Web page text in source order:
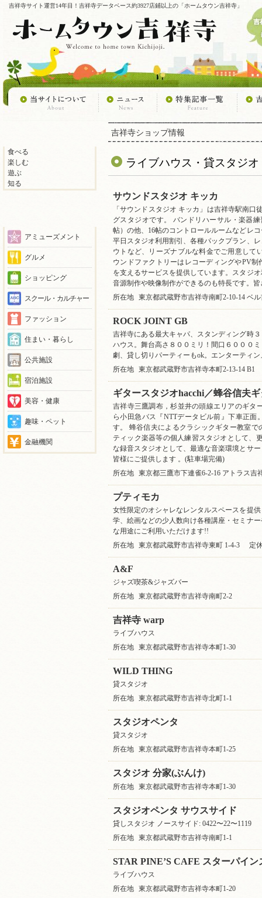
吉祥寺サイト運営14年目！吉祥寺データベース約3927店鋪以上の「ホームタウン吉祥寺」
食べる
楽しむ
遊ぶ
知る
アミューズメント
グルメ
ショッピング
スクール・カルチャー
ファッション
住まい・暮らし
公共施設
宿泊施設
美容・健康
趣味・ペット
金融機関
吉祥寺ショップ情報
ライブハウス・貸スタジオ
サウンドスタジオ キッカ
「サウンドスタジオ キッカ」は吉祥寺駅南口
グスタジオです。 バンドリハーサル・楽器
帖）の他、16帖のコントロールルームなどレ
平日スタジオ利用割引、各種パックプラン、
ウトなど、リーズナブルな料金でご用意して
ウンドファクトリーはレコーディングやPV
を支えるサービスを提供しています。スタジ
音源制作や映像制作ができるのも特長です。
所在地
東京都武蔵野市吉祥寺南町2-10-14 ベ
ROCK JOINT GB
吉祥寺にある最大キャパ、スタンディング時
ハウス。舞台高さ８００ミリ！間口６０００
劇、貸し切りパーティーもok。エンターティ
所在地
東京都武蔵野市吉祥寺本町2-13-14 B1
ギタースタジオhacchi／蜂谷信夫
吉祥寺三鷹調布，杉並井の頭線エリアのギタ
ら小田急バス『NTTデータビル前』下車正面
す。 蜂谷信夫によるクラシックギター教室
ティック楽器等の個人練習スタジオとして、
な録音スタジオとして、最適な音楽環境とサ
皆様にご提供します 。(駐車場完備)
所在地
東京都三鷹市下連雀6-2-16 アトラス吉
プティモカ
女性限定のオシャレなレンタルスペースを提
学、絵画などの少人数向け各種講座・セミナ
な用途にご利用いただけます!!
所在地
東京都武蔵野市吉祥寺東町 1-4-3 定
A&F
ジャズ喫茶&ジャズバー
所在地
東京都武蔵野市吉祥寺南町2-2
吉祥寺 warp
ライブハウス
所在地
東京都武蔵野市吉祥寺本町1-30
WILD THING
貸スタジオ
所在地
東京都武蔵野市吉祥寺北町1-1
スタジオペンタ
貸スタジオ
所在地
東京都武蔵野市吉祥寺本町1-25
スタジオ 分家(ぶんけ)
所在地 東京都武蔵野市吉祥寺本町1-30
スタジオペンタ サウスサイド
貸しスタジオ ノースサイド: 0422〜22〜1119
所在地
東京都武蔵野市吉祥寺南町1-1
STAR PINE’S CAFE スターパイン
ライブハウス
所在地
東京都武蔵野市吉祥寺本町1-20